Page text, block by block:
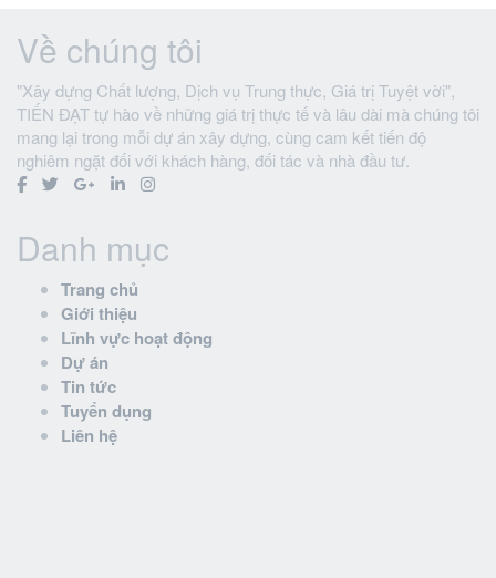
Về chúng tôi
"Xây dựng Chất lượng, Dịch vụ Trung thực, Giá trị Tuyệt vời",
TIẾN ĐẠT tự hào về những giá trị thực tế và lâu dài mà chúng tôi
mang lại trong mỗi dự án xây dựng, cùng cam kết tiến độ
nghiêm ngặt đối với khách hàng, đối tác và nhà đầu tư.
Danh mục
Trang chủ
Giới thiệu
Lĩnh vực hoạt động
Dự án
Tin tức
Tuyển dụng
Liên hệ